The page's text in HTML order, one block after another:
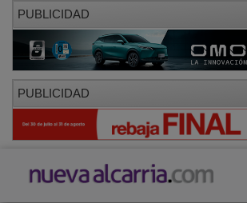
PUBLICIDAD
PUBLICIDAD